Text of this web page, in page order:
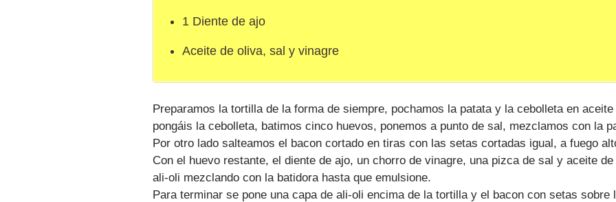
1 Diente de ajo
Aceite de oliva, sal y vinagre
Preparamos la tortilla de la forma de siempre, pochamos la patata y la cebolleta en
pongáis la cebolleta, batimos cinco huevos, ponemos a punto de sal, mezclamos con la
Por otro lado salteamos el bacon cortado en tiras con las setas cortadas igual, a fuego
Con el huevo restante, el diente de ajo, un chorro de vinagre, una pizca de sal y aceite
ali-oli mezclando con la batidora hasta que emulsione.
Para terminar se pone una capa de ali-oli encima de la tortilla y el bacon con setas